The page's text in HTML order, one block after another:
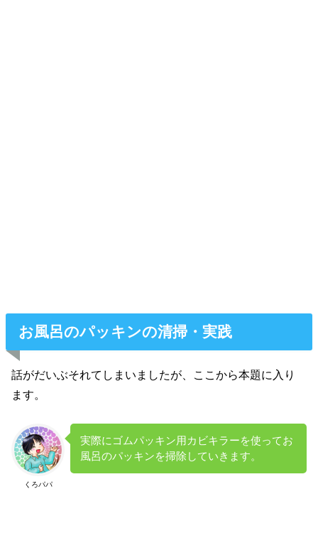
お風呂のパッキンの清掃・実践
話がだいぶそれてしまいましたが、ここから本題に入り
ます。
くろパパ
実際にゴムパッキン用カビキラーを使ってお
風呂のパッキンを掃除していきます。